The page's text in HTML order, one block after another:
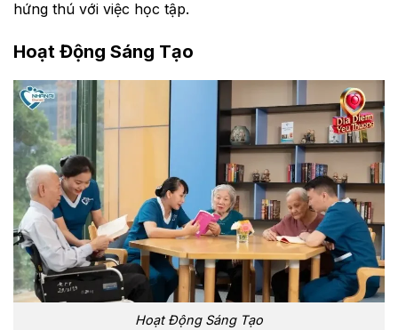
hứng thú với việc học tập.
Hoạt Động Sáng Tạo
Hoạt Động Sáng Tạo